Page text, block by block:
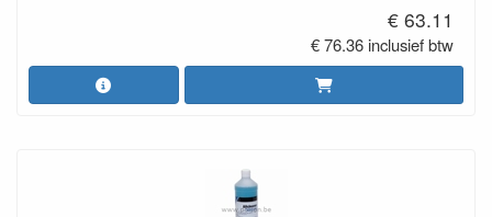
€ 63.11
€ 76.36 inclusief btw